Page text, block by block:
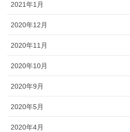
2021年1月
2020年12月
2020年11月
2020年10月
2020年9月
2020年5月
2020年4月